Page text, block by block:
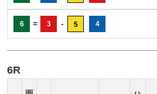
6 = 3 - 5 4
6R